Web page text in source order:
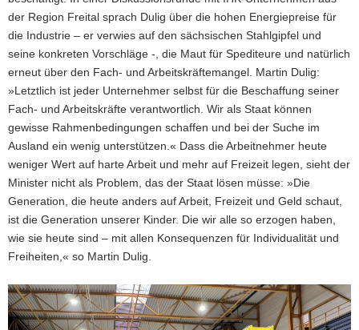
der Region Freital sprach Dulig über die hohen Energiepreise für
die Industrie – er verwies auf den sächsischen Stahlgipfel und
seine konkreten Vorschläge -, die Maut für Spediteure und natürlich
erneut über den Fach- und Arbeitskräftemangel. Martin Dulig:
»Letztlich ist jeder Unternehmer selbst für die Beschaffung seiner
Fach- und Arbeitskräfte verantwortlich. Wir als Staat können
gewisse Rahmenbedingungen schaffen und bei der Suche im
Ausland ein wenig unterstützen.« Dass die Arbeitnehmer heute
weniger Wert auf harte Arbeit und mehr auf Freizeit legen, sieht der
Minister nicht als Problem, das der Staat lösen müsse: »Die
Generation, die heute anders auf Arbeit, Freizeit und Geld schaut,
ist die Generation unserer Kinder. Die wir alle so erzogen haben,
wie sie heute sind – mit allen Konsequenzen für Individualität und
Freiheiten,« so Martin Dulig.